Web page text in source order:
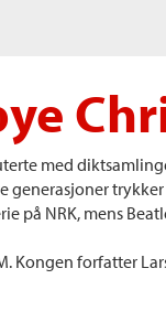
med
generasjoner
på NRK, mens
Kongen forfatter